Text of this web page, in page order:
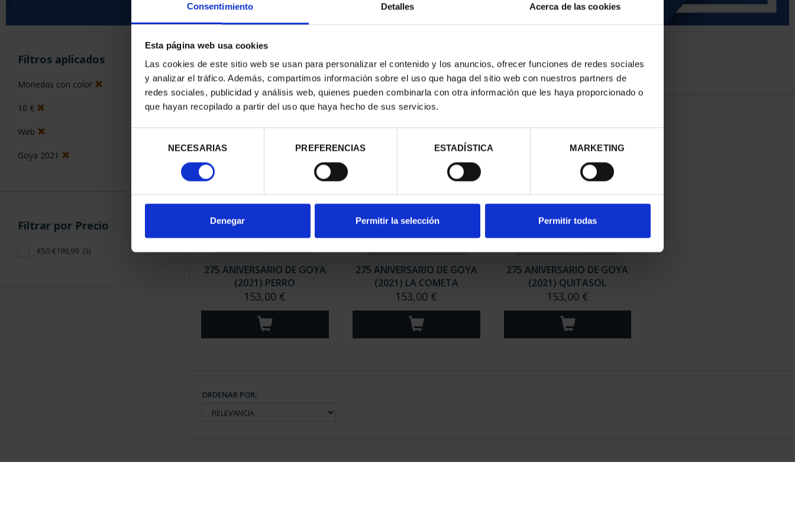
Consentimiento Detalles Acerca de las cookies
Esta página web usa cookies
Las cookies de este sitio web se usan para personalizar el contenido y los anuncios, ofrecer funciones de redes sociales
y analizar el tráfico. Además, compartimos información sobre el uso que haga del sitio web con nuestros partners de
redes sociales, publicidad y análisis web, quienes pueden combinarla con otra información que les haya proporcionado o
que hayan recopilado a partir del uso que haya hecho de sus servicios.
consentimiento
NECESARIAS PREFERENCIAS ESTADÍSTICA MARKETING
Denegar Permitir la selección Permitir todas
Filtros aplicados
Monedas con color
10 €
Web
Goya 2021
Filtrar por Precio
€50-€199,99 (3)
ORDENAR POR:
3 Productos encontrados
275 ANIVERSARIO DE GOYA
(2021) PERRO
153,00 €
275 ANIVERSARIO DE GOYA
(2021) LA COMETA
153,00 €
275 ANIVERSARIO DE GOYA
(2021) QUITASOL
153,00 €
ORDENAR POR: